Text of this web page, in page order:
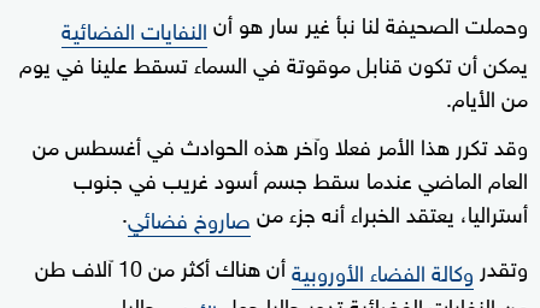
وحملت الصحيفة لنا نبأ غير سار هو أنالنفايات الفضائية
يمكن أن تكون قنابل موقوتة في السماء تسقط علينا في يوم
من الأيام.
وقد تكرر هذا الأمر فعلا وآخر هذه الحوادث في أغسطس من
العام الماضي عندما سقط جسم أسود غريب في جنوب
أستراليا، يعتقد الخبراء أنه جزء منصاروخ فضائي.
وتقدر وكالة الفضاء الأوروبية
أن هناك أكثر من 10 آلاف طن